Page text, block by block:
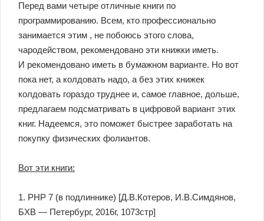
Перед вами четыре отличные книги по
программированию. Всем, кто профессионально
занимается этим , не побоюсь этого слова,
чародейством, рекомендовано эти книжки иметь.
И рекомендовано иметь в бумажном варианте. Но вот
пока нет, а колдовать надо, а без этих книжек
колдовать гораздо труднее и, самое главное, дольше,
предлагаем подсматривать в цифровой вариант этих
книг. Надеемся, это поможет быстрее заработать на
покупку физических фолиантов.
Вот эти книги:
1. PHP 7 (в подлиннике) [Д.В.Котеров, И.В.Симдянов,
БХВ — Петербург, 2016г, 1073стр]